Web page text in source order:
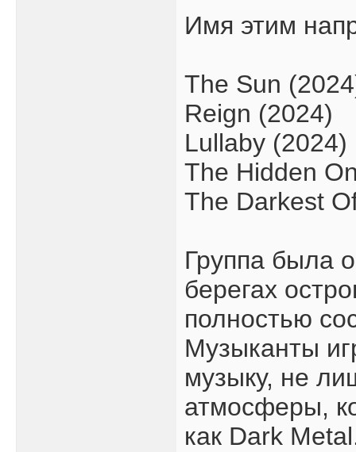
Имя этим
The Sun
Reign (2024)
Lullaby (2024)
The Hidden
The Darkest
Группа была
берегах
полностью
Музыканты
музыку, не
атмосферы,
как Dark